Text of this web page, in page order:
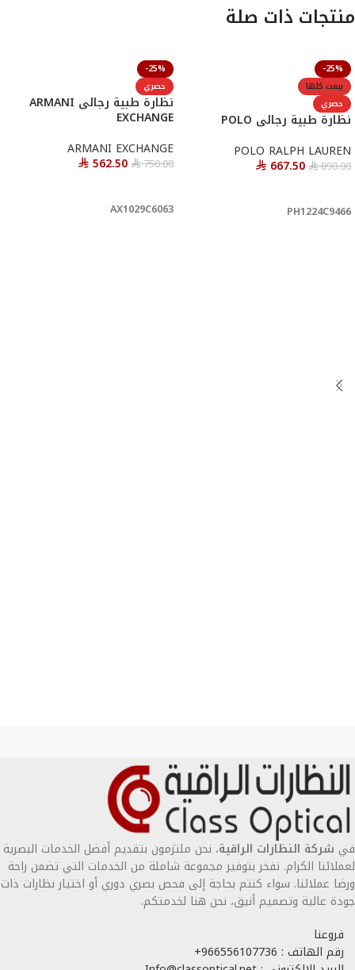
منتجات ذات صلة
-25%
بيعت كلها
حصري
نظارة طبية رجالى POLO
POLO RALPH LAUREN
⃁890.00
⃁ 667.50
PH1224C9466
-25%
حصري
نظارة طبية رجالى ARMANI
EXCHANGE
ARMANI EXCHANGE
⃁750.00
⃁ 562.50
AX1029C6063
في شركة النظارات الراقية، نحن ملتزمون بتقديم أفضل الخدمات البصرية
لعملائنا الكرام. نفخر بتوفير مجموعة شاملة من الخدمات التي تضمن راحة
ورضا عملائنا. سواء كنتم بحاجة إلى فحص بصري دوري أو اختيار نظارات ذات
جودة عالية وتصميم أنيق، نحن هنا لخدمتكم.
فروعنا
رقم الهاتف : 966556107736+